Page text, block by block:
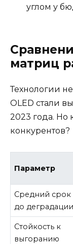
углом у
матриц
Технологии
OLED стали
2023 года. Но
конкурентов?
Параметр
Средний срок
до деградации
Стойкость к
выгоранию